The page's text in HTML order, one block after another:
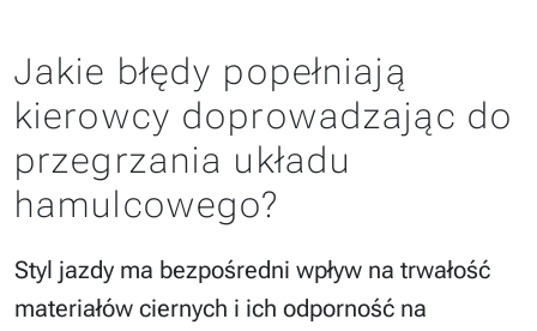
Jakie błędy popełniają
kierowcy doprowadzając do
przegrzania układu
hamulcowego?
Styl jazdy ma bezpośredni wpływ na trwałość
materiałów ciernych i ich odporność na